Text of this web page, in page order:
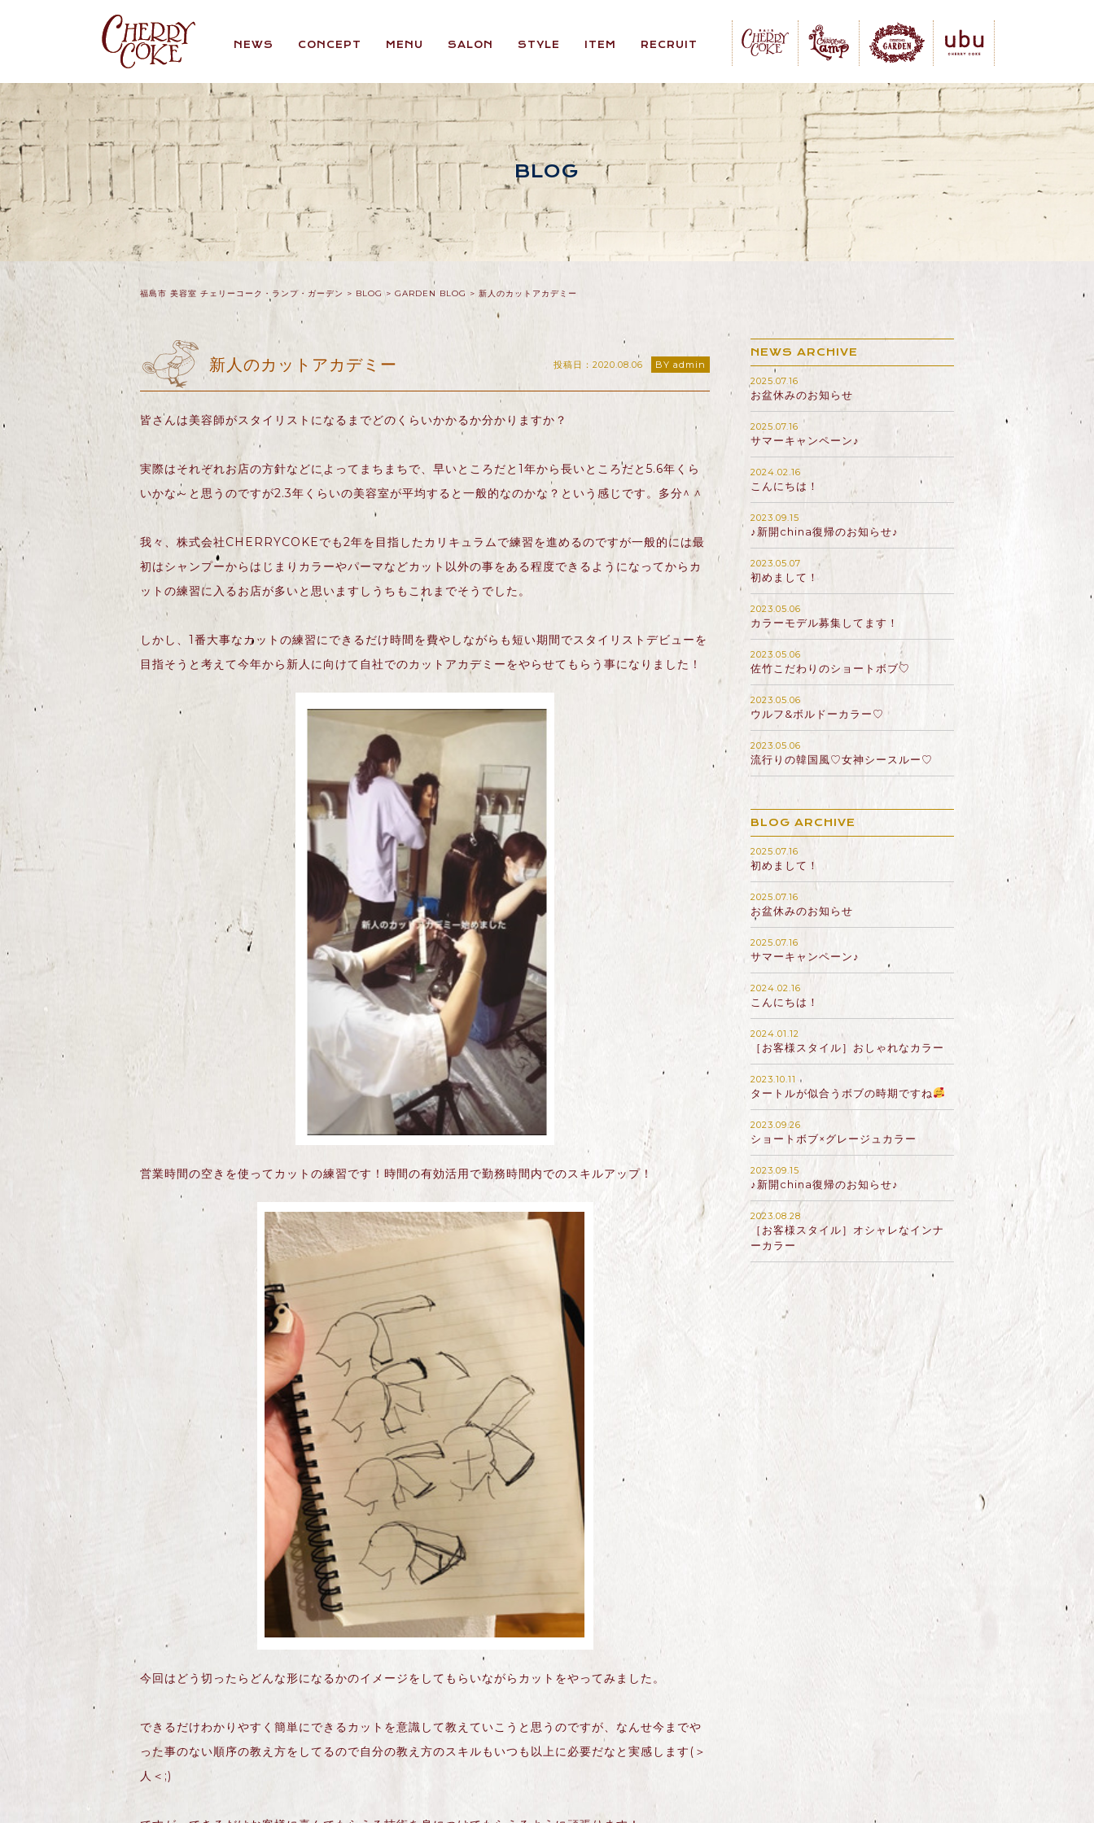
NEWS CONCEPT MENU SALON STYLE ITEM RECRUIT
BLOG
福島市 美容室 チェリーコーク・ランプ・ガーデン > BLOG > GARDEN BLOG > 新人のカットアカデミー
新人のカットアカデミー 投稿日：2020.08.06 BY admin
皆さんは美容師がスタイリストになるまでどのくらいかかるか分かりますか？
実際はそれぞれお店の方針などによってまちまちで、早いところだと1年から長いところだと5.6年くら
いかな～と思うのですが2.3年くらいの美容室が平均すると一般的なのかな？という感じです。多分^ ^
我々、株式会社CHERRYCOKEでも2年を目指したカリキュラムで練習を進めるのですが一般的には最
初はシャンプーからはじまりカラーやパーマなどカット以外の事をある程度できるようになってからカ
ットの練習に入るお店が多いと思いますしうちもこれまでそうでした。
しかし、1番大事なカットの練習にできるだけ時間を費やしながらも短い期間でスタイリストデビューを
目指そうと考えて今年から新人に向けて自社でのカットアカデミーをやらせてもらう事になりました！
営業時間の空きを使ってカットの練習です！時間の有効活用で勤務時間内でのスキルアップ！
今回はどう切ったらどんな形になるかのイメージをしてもらいながらカットをやってみました。
できるだけわかりやすく簡単にできるカットを意識して教えていこうと思うのですが、なんせ今までや
った事のない順序の教え方をしてるので自分の教え方のスキルもいつも以上に必要だなと実感します(＞
人＜;)
NEWS ARCHIVE
2025.07.16
お盆休みのお知らせ
2025.07.16
サマーキャンペーン♪
2024.02.16
こんにちは！
2023.09.15
♪新開china復帰のお知らせ♪
2023.05.07
初めまして！
2023.05.06
カラーモデル募集してます！
2023.05.06
佐竹こだわりのショートボブ♡
2023.05.06
ウルフ&ボルドーカラー♡
2023.05.06
流行りの韓国風♡女神シースルー♡
BLOG ARCHIVE
2025.07.16
初めまして！
2025.07.16
お盆休みのお知らせ
2025.07.16
サマーキャンペーン♪
2024.02.16
こんにちは！
2024.01.12
［お客様スタイル］おしゃれなカラー
2023.10.11
タートルが似合うボブの時期ですね
2023.09.26
ショートボブ×グレージュカラー
2023.09.15
♪新開china復帰のお知らせ♪
2023.08.28
［お客様スタイル］オシャレなインナ
ーカラー